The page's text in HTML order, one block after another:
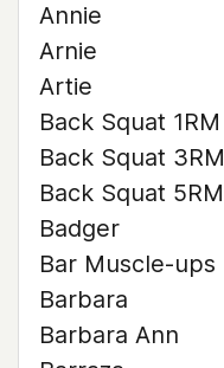
Annie
Arnie
Artie
Back Squat 1RM
Back Squat 3RM
Back Squat 5RM
Badger
Bar Muscle-ups
Barbara
Barbara Ann